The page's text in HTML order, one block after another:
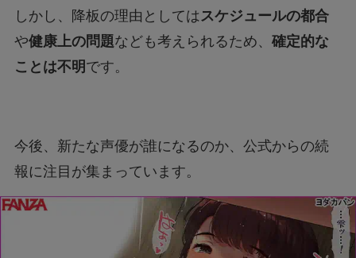
しかし、降板の理由としてはスケジュールの都合
や健康上の問題なども考えられるため、 確定的な
ことは不明 です。
今後、新たな声優が誰になるのか、公式からの続
報に注目が集まっています。